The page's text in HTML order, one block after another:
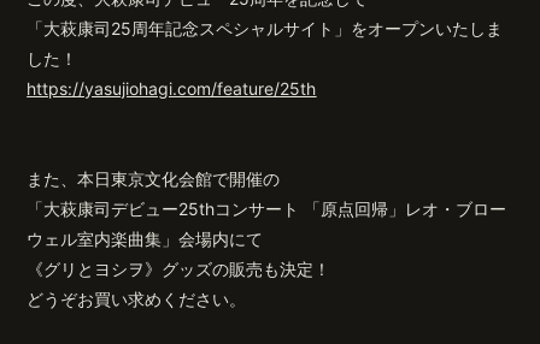
MOVIE
無料会員登録 ログイン
「大萩康司25周年記念スペシャルサイト」をオープンいたしま
した！
https://yasujiohagi.com/feature/25th
また、本日東京文化会館で開催の
「大萩康司デビュー25thコンサート 「原点回帰」 レオ・ブロー
ウェル室内楽曲集」会場内にて
《グリとヨシヲ》 グッズの販売も決定！
どうぞお買い求めください。